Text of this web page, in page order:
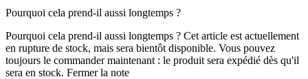
Pourquoi cela prend-il aussi longtemps ?
Pourquoi cela prend-il aussi longtemps ? Cet article est actuellement
en rupture de stock, mais sera bientôt disponible. Vous pouvez
toujours le commander maintenant : le produit sera expédié dès qu'il
sera en stock. Fermer la note